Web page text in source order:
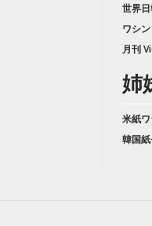
世界日
ワシ
月刊
姉
米紙
韓国